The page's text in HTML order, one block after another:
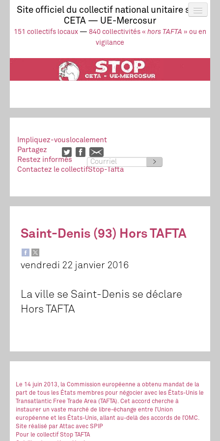
Site officiel du collectif national unitaire stop
CETA — UE-Mercosur
151 collectifs locaux — 840 collectivités « hors TAFTA » ou en
vigilance
Actus
UE-Mercosur
Stop à l’impunité !
TAFTA
CETA
Collectif
Impliquez-vouslocalement
Partagez
Restez informés
>
Contactez le collectifStop-Tafta
Saint-Denis (93) Hors TAFTA
vendredi 22 janvier 2016
La ville se Saint-Denis se déclare
Hors TAFTA
Le 14 juin 2013, la Commission européenne a obtenu mandat de la
part de tous les États membres pour négocier avec les États-Unis le
Transatlantic Free Trade Area (TAFTA). Cet accord cherche à
instaurer un vaste marché de libre-échange entre l’Union
européenne et les États-Unis, allant au-delà des accords de l’OMC.
Site réalisé par Attac avec SPIP
Pour le collectif Stop TAFTA